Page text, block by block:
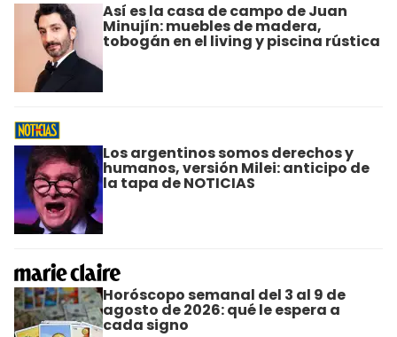
Así es la casa de campo de Juan
Minujín: muebles de madera,
tobogán en el living y piscina rústica
Los argentinos somos derechos y
humanos, versión Milei: anticipo de
la tapa de NOTICIAS
Horóscopo semanal del 3 al 9 de
agosto de 2026: qué le espera a
cada signo